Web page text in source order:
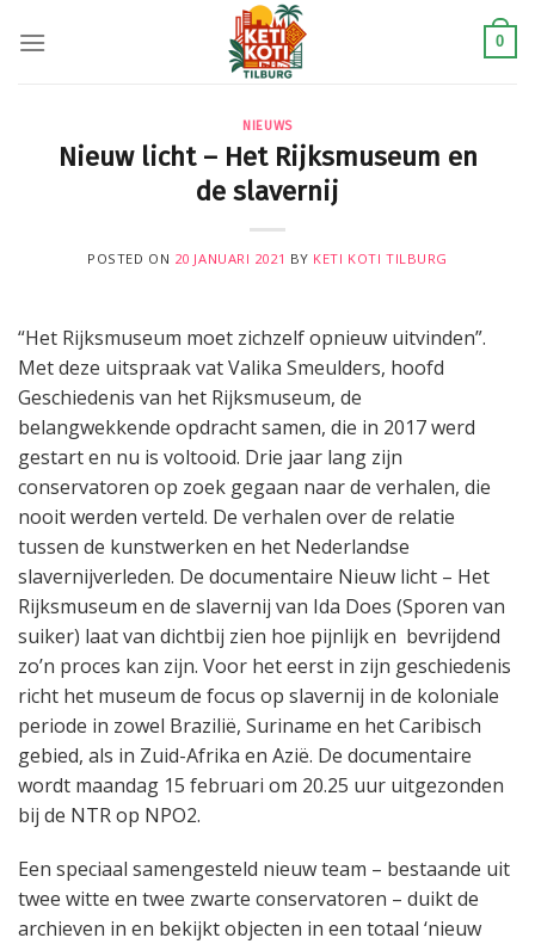
0
NIEUWS
Nieuw licht – Het Rijksmuseum en
de slavernij
POSTED ON 20 JANUARI 2021 BY KETI KOTI TILBURG
“Het Rijksmuseum moet zichzelf opnieuw uitvinden”.
Met deze uitspraak vat Valika Smeulders, hoofd
Geschiedenis van het Rijksmuseum, de
belangwekkende opdracht samen, die in 2017 werd
gestart en nu is voltooid. Drie jaar lang zijn
conservatoren op zoek gegaan naar de verhalen, die
nooit werden verteld. De verhalen over de relatie
tussen de kunstwerken en het Nederlandse
slavernijverleden. De documentaire Nieuw licht – Het
Rijksmuseum en de slavernij van Ida Does (Sporen van
suiker) laat van dichtbij zien hoe pijnlijk en bevrijdend
zo’n proces kan zijn. Voor het eerst in zijn geschiedenis
richt het museum de focus op slavernij in de koloniale
periode in zowel Brazilië, Suriname en het Caribisch
gebied, als in Zuid-Afrika en Azië. De documentaire
wordt maandag 15 februari om 20.25 uur uitgezonden
bij de NTR op NPO2.
Een speciaal samengesteld nieuw team – bestaande uit
twee witte en twee zwarte conservatoren – duikt de
archieven in en bekijkt objecten in een totaal ‘nieuw